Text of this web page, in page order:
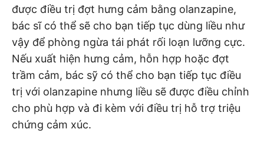
được điều trị đợt hưng cảm bằng olanzapine,
bác sĩ có thể sẽ cho bạn tiếp tục dùng liều như
vậy để phòng ngừa tái phát rối loạn lưỡng cực.
Nếu xuất hiện hưng cảm, hỗn hợp hoặc đợt
trầm cảm, bác sỹ có thể cho bạn tiếp tục điều
trị với olanzapine nhưng liều sẽ được điều chỉnh
cho phù hợp và đi kèm với điều trị hỗ trợ triệu
chứng cảm xúc.